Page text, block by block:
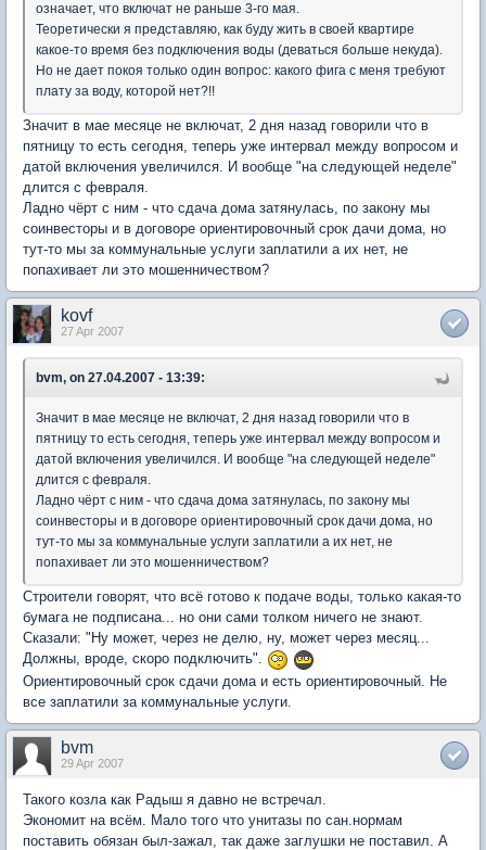
означает, что включат не раньше 3-го мая.
Теоретически я представляю, как буду жить в своей квартире
какое-то время без подключения воды (деваться больше некуда).
Но не дает покоя только один вопрос: какого фига с меня требуют
плату за воду, которой нет?!!
Значит в мае месяце не включат, 2 дня назад говорили что в
пятницу то есть сегодня, теперь уже интервал между вопросом и
датой включения увеличился. И вообще "на следующей неделе"
длится с февраля.
Ладно чёрт с ним - что сдача дома затянулась, по закону мы
соинвесторы и в договоре ориентировочный срок дачи дома, но
тут-то мы за коммунальные услуги заплатили а их нет, не
попахивает ли это мошенничеством?
kovf
27 Apr 2007
bvm, on 27.04.2007 - 13:39:
Значит в мае месяце не включат, 2 дня назад говорили что в
пятницу то есть сегодня, теперь уже интервал между вопросом и
датой включения увеличился. И вообще "на следующей неделе"
длится с февраля.
Ладно чёрт с ним - что сдача дома затянулась, по закону мы
соинвесторы и в договоре ориентировочный срок дачи дома, но
тут-то мы за коммунальные услуги заплатили а их нет, не
попахивает ли это мошенничеством?
Строители говорят, что всё готово к подаче воды, только какая-то
бумага не подписана... но они сами толком ничего не знают.
Сказали: "Ну может, через не делю, ну, может через месяц...
Должны, вроде, скоро подключить".
Ориентировочный срок сдачи дома и есть ориентировочный. Не
все заплатили за коммунальные услуги.
bvm
29 Apr 2007
Такого козла как Радыш я давно не встречал.
Экономит на всём. Мало того что унитазы по сан.нормам
поставить обязан был-зажал, так даже заглушки не поставил. А